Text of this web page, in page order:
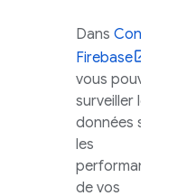
Dans Console
Firebase
vous pouvez
surveiller les
données sur
les
performances
de vos